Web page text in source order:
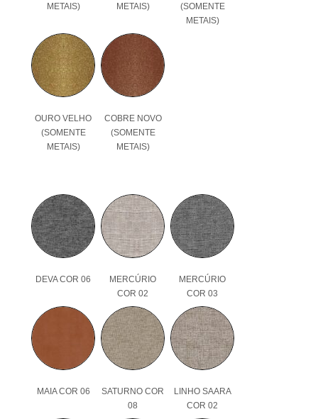
METAIS)
METAIS)
(SOMENTE
METAIS)
OURO VELHO
(SOMENTE
METAIS)
COBRE NOVO
(SOMENTE
METAIS)
DEVA COR 06
MERCÚRIO
COR 02
MERCÚRIO
COR 03
MAIA COR 06
SATURNO COR
08
LINHO SAARA
COR 02